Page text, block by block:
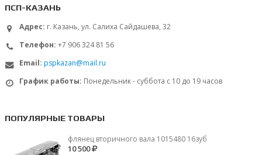
ПСП-КАЗАНЬ
Адрес: г. Казань, ул. Салиха Сайдашева, 32
Телефон: +7 906 324 81 56
Email: pspkazan@mail.ru
График работы: Понедельник - суббота с 10 до 19 часов
ПОПУЛЯРНЫЕ ТОВАРЫ
флянец вторичного вала 1015480 16зуб
10 500